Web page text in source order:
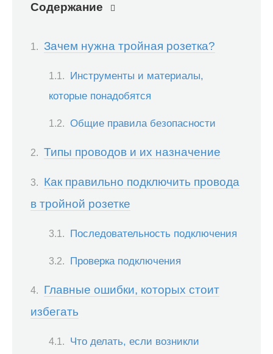
Содержание
Зачем нужна тройная розетка?
Инструменты и материалы,
которые понадобятся
Общие правила безопасности
Типы проводов и их назначение
Как правильно подключить провода
в тройной розетке
Последовательность подключения
Проверка подключения
Главные ошибки, которых стоит
избегать
Что делать, если возникли